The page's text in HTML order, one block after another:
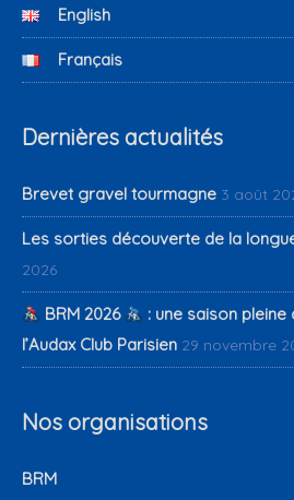
English
Français
Dernières actualités
Brevet gravel tourmagne 3 août
Les sorties découverte de la
2026
BRM 2026
: une saison
l’Audax Club Parisien 29 novembre
Nos organisations
BRM